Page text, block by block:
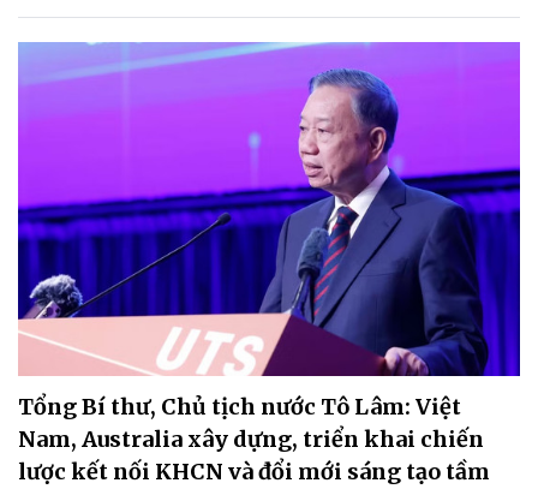
Tổng Bí thư, Chủ tịch nước Tô Lâm: Việt
Nam, Australia xây dựng, triển khai chiến
lược kết nối KHCN và đổi mới sáng tạo tầm